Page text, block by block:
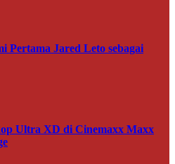
Pertama Jared Leto sebagai
Ultra XD di Cinemaxx Maxx